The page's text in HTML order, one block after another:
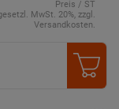
Preis / ST
MwSt. 20%, zzgl.
Versandkosten.